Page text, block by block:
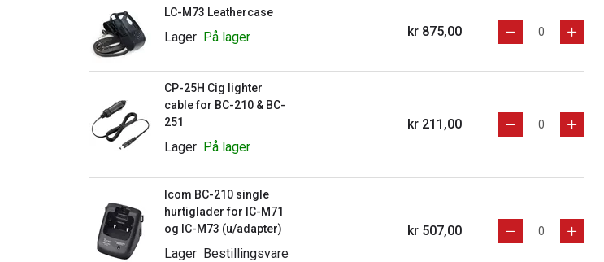
LC-M73 Leathercase
Lager På lager kr 875,00
CP-25H Cig lighter
cable for BC-210 & BC-
251
Lager På lager
kr 211,00
Icom BC-210 single
hurtiglader for IC-M71
og IC-M73 (u/adapter)
Lager Bestillingsvare
kr 507,00